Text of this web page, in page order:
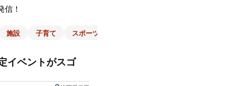
！
施設 子育て スポーツ
イベントがスゴ